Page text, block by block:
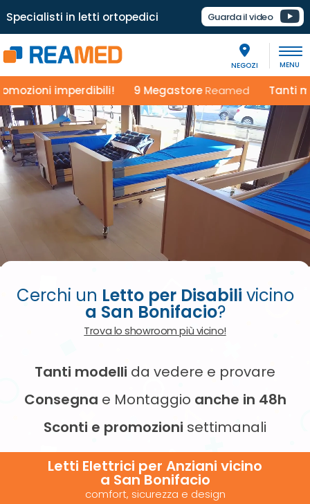
Specialisti in letti ortopedici Guarda il video
NEGOZI
imperdibili! 9 MegastoreReamedTanti modelli
Cerchi un Letto per Disabili vicino
a San Bonifacio?
Trova lo showroom più vicino!
Tanti modelli da vedere e provare
Consegna e Montaggio anche in 48h
Sconti e promozioni settimanali
Letti Elettrici per Anziani vicino
a San Bonifacio
comfort, sicurezza e design